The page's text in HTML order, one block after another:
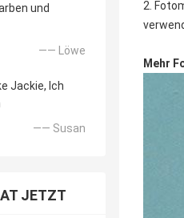
und
—— Löwe
Jackie, Ich
—— Susan
JETZT
2.
Mehr